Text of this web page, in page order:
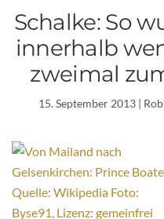
Schalke: So
innerhalb
zweimal
15. September 2013 |